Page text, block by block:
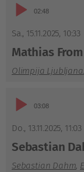
Audio-02:48
Sa., 15.11.2025, 10:33
Mathias
Olimpija Ljubljana,
Audio-03:08
Do., 13.11.2025, 11:03
Sebastian
Sebastian Dahm,